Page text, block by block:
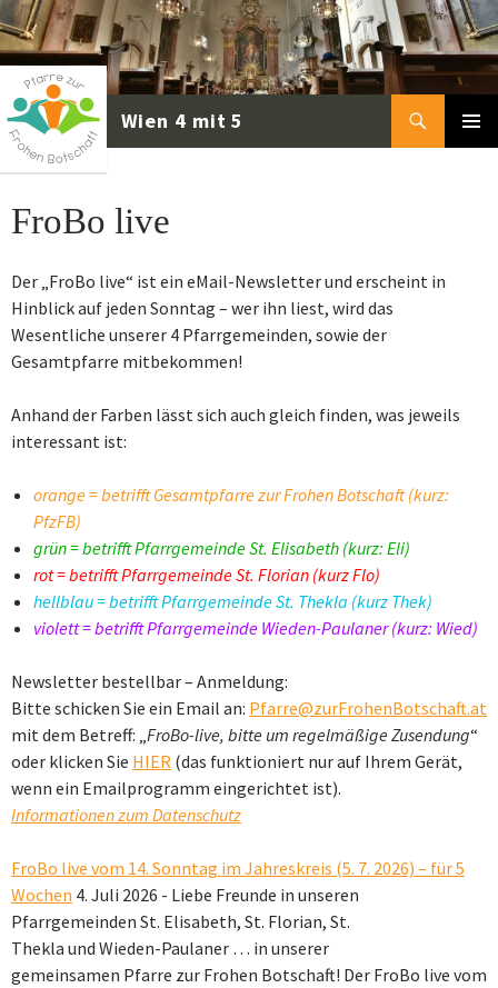
Zum
Inhalt
springen
Suchen
FroBo live
Der „FroBo live“ ist ein eMail-Newsletter und erscheint in
Hinblick auf jeden Sonntag – wer ihn liest, wird das
Wesentliche unserer 4 Pfarrgemeinden, sowie der
Gesamtpfarre mitbekommen!
Anhand der Farben lässt sich auch gleich finden, was jeweils
interessant ist:
orange = betrifft Gesamtpfarre zur Frohen Botschaft (kurz:
PfzFB)
grün = betrifft Pfarrgemeinde St. Elisabeth (kurz: Eli)
rot = betrifft Pfarrgemeinde St. Florian (kurz Flo)
hellblau = betrifft Pfarrgemeinde St. Thekla (kurz Thek)
violett = betrifft Pfarrgemeinde Wieden-Paulaner (kurz: Wied)
Newsletter bestellbar – Anmeldung:
Bitte schicken Sie ein Email an: Pfarre@zurFrohenBotschaft.at
mit dem Betreff: „FroBo-live, bitte um regelmäßige Zusendung“
oder klicken Sie HIER (das funktioniert nur auf Ihrem Gerät,
wenn ein Emailprogramm eingerichtet ist).
Informationen zum Datenschutz
FroBo live vom 14. Sonntag im Jahreskreis (5. 7. 2026) – für 5
Wochen 4. Juli 2026 - Liebe Freunde in unseren
Pfarrgemeinden St. Elisabeth, St. Florian, St.
Thekla und Wieden-Paulaner … in unserer
gemeinsamen Pfarre zur Frohen Botschaft! Der FroBo live vom